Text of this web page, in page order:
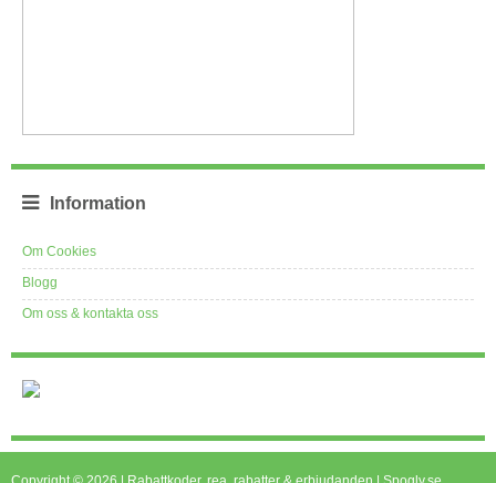
Information
Om Cookies
Blogg
Om oss & kontakta oss